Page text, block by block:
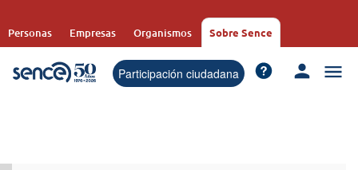
contenido
Personas Empresas Organismos Sobre Sence
Participación ciudadana